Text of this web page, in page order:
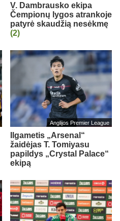
V. Dambrausko ekipa
Čempionų lygos atrankoje
patyrė skaudžią nesėkmę
(2)
Anglijos Premier League
Ilgametis „Arsenal“
žaidėjas T. Tomiyasu
papildys „Crystal Palace“
ekipą